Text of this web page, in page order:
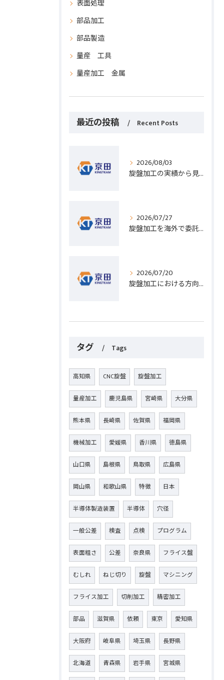
表面処理
部品加工
部品製造
量産 工具
量産加工 金属
最近の投稿 Recent Posts
2026/08/03
旋盤加工の実績から見る発注先選びと人材事情のポイントを詳しく解説
2026/07/27
旋盤加工を海外で委託する際のコスト削減と高精度実現のポイント
2026/07/20
旋盤加工における方向設定の基礎と実践的な加工手順のポイント
タグ Tags
高知県 CNC旋盤 旋盤加工
量産加工 鹿児島県 宮崎県 大分県
熊本県 長崎県 佐賀県 福岡県
機械加工 愛媛県 香川県 徳島県
山口県 島根県 鳥取県 広島県
岡山県 和歌山県 特徴 日本
半導体製造装置 半導体 穴径
一般公差 検査 点検 プログラム
表面粗さ 公差 奈良県 フライス盤
むしれ ねじ切り 旋盤 マシニング
フライス加工 切削加工 精密加工
部品 滋賀県 依頼 東京 愛知県
大阪府 岐阜県 埼玉県 長野県
北海道 青森県 岩手県 宮城県